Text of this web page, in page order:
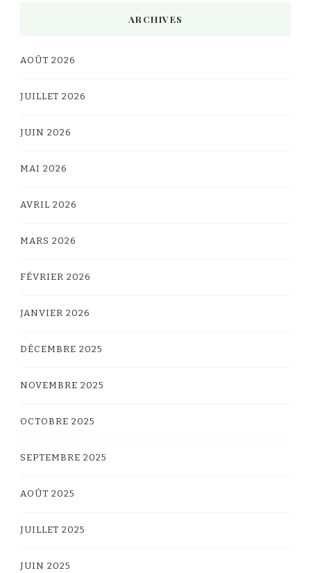
ARCHIVES
AOÛT 2026
JUILLET 2026
JUIN 2026
MAI 2026
AVRIL 2026
MARS 2026
FÉVRIER 2026
JANVIER 2026
DÉCEMBRE 2025
NOVEMBRE 2025
OCTOBRE 2025
SEPTEMBRE 2025
AOÛT 2025
JUILLET 2025
JUIN 2025